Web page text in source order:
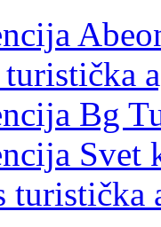
Bg
Svet
turistička